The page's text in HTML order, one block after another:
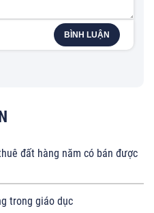
BÌNH LUẬN
đất hàng năm có bán được
trong giáo dục